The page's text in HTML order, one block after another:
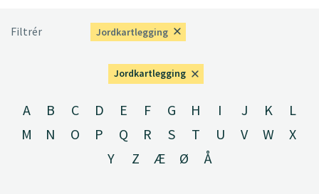
Filtrér Jordkartlegging
Jordkartlegging
A B C D E F G H I J K
L
M
N O P Q R S T U V W
X
Y
Z Æ Ø Å